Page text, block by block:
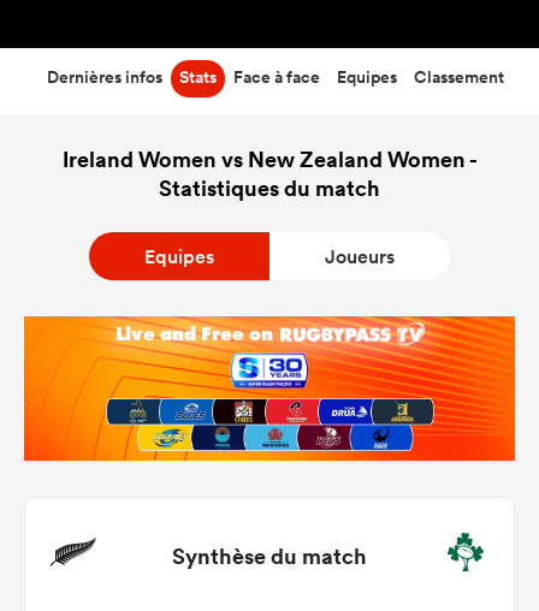
Dernières infos Stats Face à face Equipes Classement
Ireland Women vs New Zealand Women -
Statistiques du match
Equipes Joueurs
Synthèse du match